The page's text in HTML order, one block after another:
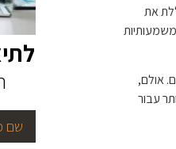
את
אולם,
עבור